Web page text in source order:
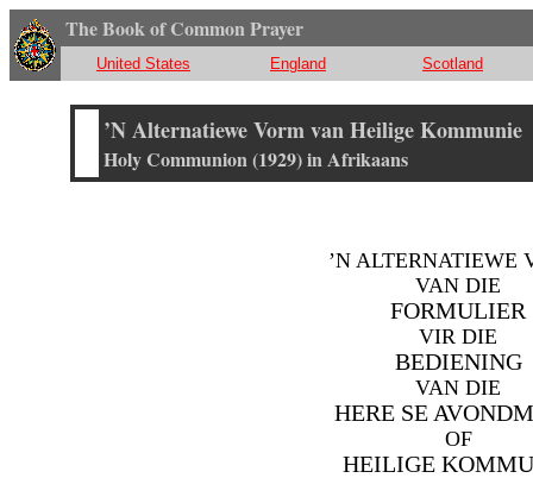
The Book of Common Prayer
United States England Scotland
’N Alternatiewe Vorm van Heilige Kommunie
Holy Communion (1929) in Afrikaans
’N ALTERNATIEWE
VAN DIE
FORMULIER
VIR DIE
BEDIENING
VAN DIE
HERE SE
OF
HEILIGE